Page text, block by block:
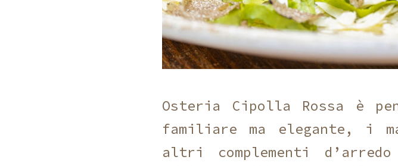
Osteria Cipolla Rossa è
familiare ma elegante, i
altri complementi